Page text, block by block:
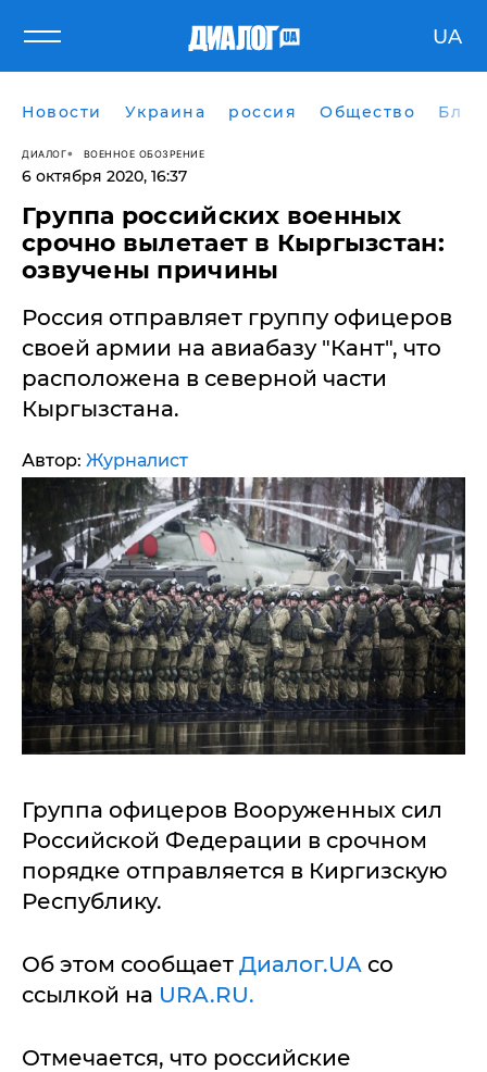
UA
Новости Украина россия Общество
ДИАЛОГ ВОЕННОЕ ОБОЗРЕНИЕ
6 октября 2020, 16:37
Группа российских военных
срочно вылетает в Кыргызстан:
озвучены причины
Россия отправляет группу офицеров
своей армии на авиабазу "Кант", что
расположена в северной части
Кыргызстана.
Автор: Журналист
Группа офицеров Вооруженных сил
Российской Федерации в срочном
порядке отправляется в Киргизскую
Республику.
Об этом сообщает Диалог.UA со
ссылкой на URA.RU.
Отмечается, что российские